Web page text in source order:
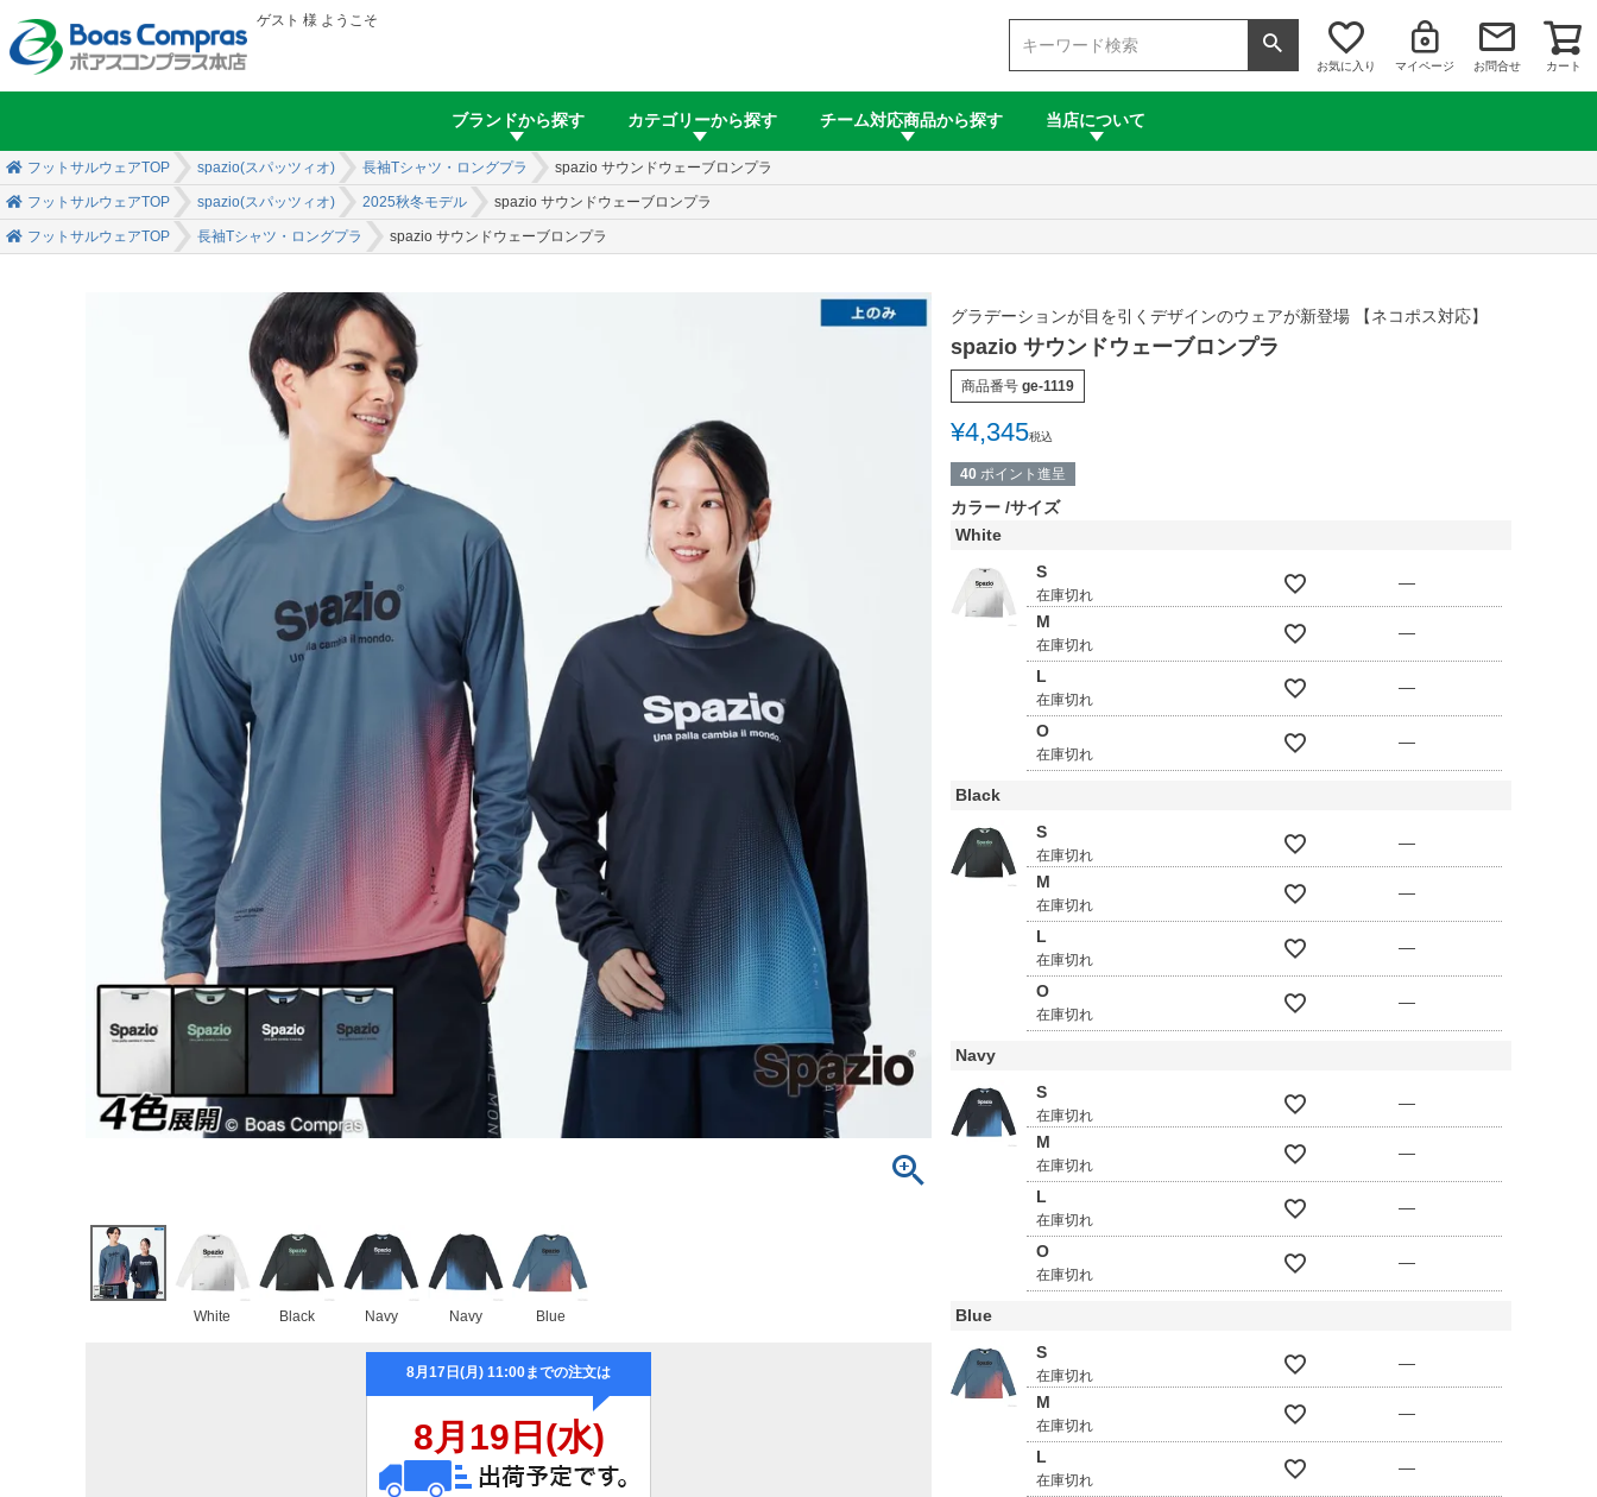
ゲスト 様 ようこそ
お気に入り マイページ お問合せ カート
ブランドから探す カテゴリーから探す チーム対応商品から探す 当店について
フットサルウェアTOP spazio(スパッツィオ) 長袖Tシャツ・ロングプラ spazio サウンドウェーブロンプラ
フットサルウェアTOP spazio(スパッツィオ) 2025秋冬モデル spazio サウンドウェーブロンプラ
フットサルウェアTOP 長袖Tシャツ・ロングプラ spazio サウンドウェーブロンプラ
White Black Navy Navy Blue
グラデーションが目を引くデザインのウェアが新登場 【ネコポス対応】
spazio サウンドウェーブロンプラ
商品番号 ge-1119
¥4,345税込
40 ポイント進呈
カラー サイズ
White
S
在庫切れ
—
M
在庫切れ
—
L
在庫切れ
—
O
在庫切れ
—
Black
S
在庫切れ
—
M
在庫切れ
—
L
在庫切れ
—
O
在庫切れ
—
Navy
S
在庫切れ
—
M
在庫切れ
—
L
在庫切れ
—
O
在庫切れ
—
Blue
S
在庫切れ
—
M
在庫切れ
—
L
在庫切れ
—